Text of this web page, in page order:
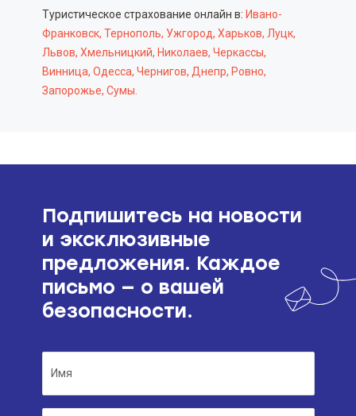
Туристическое страхование онлайн в: Ивано-
Франковск, Тернополь, Ужгород, Харьков, Луцк,
Львов, Хмельницкий, Николаев, Черкассы,
Винница, Одесса, Чернигов, Днепр, Ровно,
Запорожье, Сумы.
Подпишитесь на новости
и эксклюзивные
предложения. Каждое
письмо — о вашей
безопасности.